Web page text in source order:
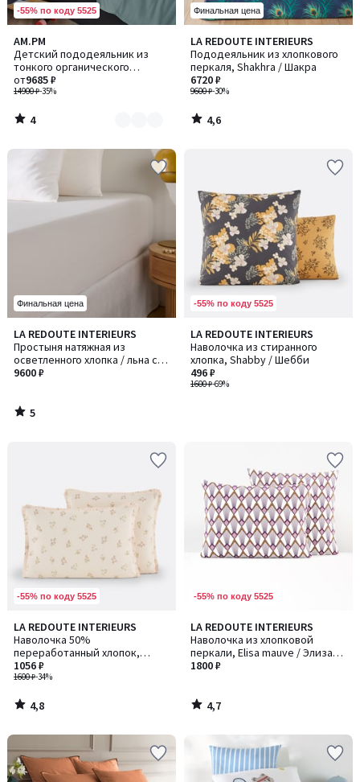
-55% по коду 5525
AM.PM
Детский пододеяльник из
тонкого органического
хлопчатобуажного полотна,
Gypse / Джипс
14900 ₽-35%
от9685 ₽
4
/
5
Количество
цветов:
3
4
/
Финальная цена
LA REDOUTE INTERIEURS
Пододеяльник из хлопкового
перкаля, Shakhra / Шакра
9600 ₽-30%
6720 ₽
4,6
/ 5
4,6
/
Финальная цена
LA REDOUTE INTERIEURS
Простыня натяжная из
осветленного хлопка / льна с
клапаном 30 см, Marnie / Марин
9600 ₽
5
/
5
5
/
-55% по коду 5525
LA REDOUTE INTERIEURS
Наволочка из стиранного
хлопка, Shabby / Шебби
1600 ₽-69%
496 ₽
-55% по коду 5525
LA REDOUTE INTERIEURS
Наволочка 50%
переработанный хлопок,
Camomille / Камомиль
1600 ₽-34%
1056 ₽
4,8
/ 5
4,8
/
-55% по коду 5525
LA REDOUTE INTERIEURS
Наволочка из хлопковой
перкали, Elisa mauve / Элиза
мов
1800 ₽
4,7
/ 5
4,7
/